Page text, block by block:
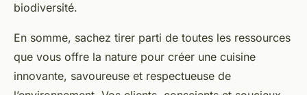
biodiversité.
En somme, sachez tirer parti de toutes les ressources
que vous offre la nature pour créer une cuisine
innovante, savoureuse et respectueuse de